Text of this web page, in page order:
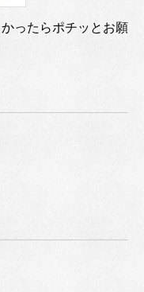
ったらポチッとお願